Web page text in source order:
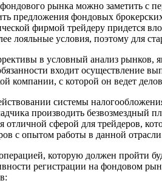
рынка можно заметить с
предложения фондовых
фирмой трейдеру
лояльные условия, поэтому для
в условный анализ рынков,
входит
компании, с которой он ведет
системы
производить
отличной сферой для трейдеров,
с опытом работы в данной
которую должен пройти
регистрации на фондовом